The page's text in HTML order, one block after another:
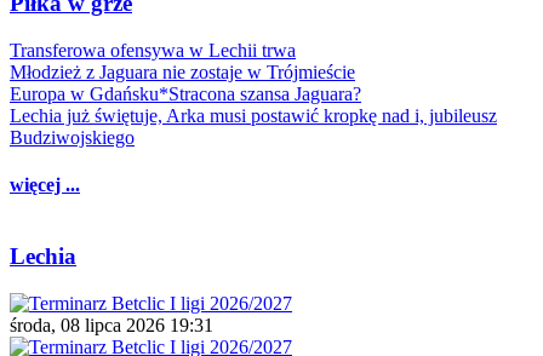
Transferowa ofensywa w Lechii trwa
Młodzież z Jaguara nie zostaje w Trójmieście
Europa w Gdańsku*Stracona szansa Jaguara?
Lechia już świętuje, Arka musi postawić kropkę nad i, jubileusz
Budziwojskiego
więcej ...
Lechia
środa, 08 lipca 2026 19:31